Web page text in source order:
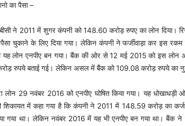
का पैसा –
ने 2011 में शुगर कंपनी को 148.60 करोड़ रुपए का लोन दिया।
चुकाने के लिए दिया गया। लेकिन कंपनी ने फर्जीवाड़ा कर इस
यह लोन एनपीए बन गया। बैंक की ओर से 12 मई 2015 को इस लोन
रुपये बताई गई। लेकिन असल में बैंक को 109.08 करोड़ रुपये का
लोन 29 नवंबर 2016 को एनपीए घोषित किया गया। यह धोखाधड़ी
में कहा गया है कि कंपनी ने 2011 में 148.59 करोड़ का
गया था। लेकिन नवंबर 2016 में यह भी एनपीए बन गया था। बैंक